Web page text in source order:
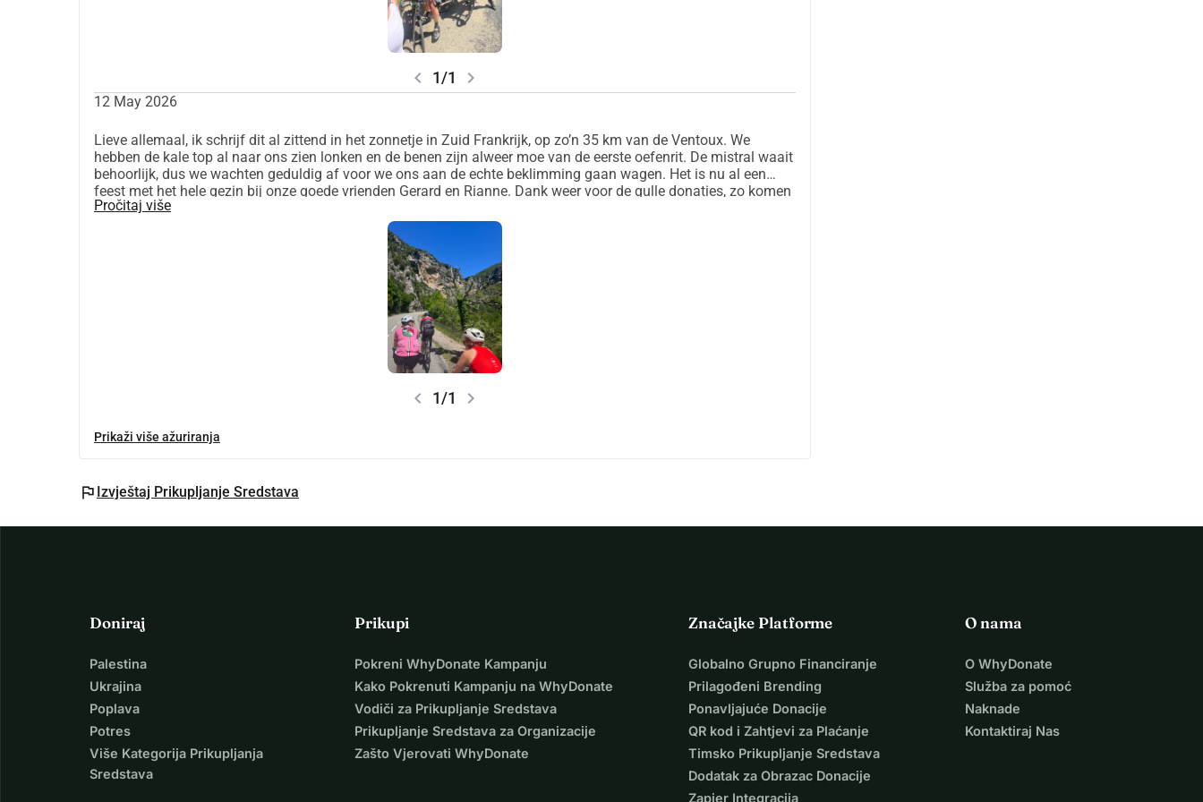
chevron_left 1/1 chevron_right
12 May 2026
Lieve allemaal, ik schrijf dit al zittend in het zonnetje in Zuid Frankrijk, op zo’n 35 km van de Ventoux. We
hebben de kale top al naar ons zien lonken en de benen zijn alweer moe van de eerste oefenrit. De mistral waait
behoorlijk, dus we wachten geduldig af voor we ons aan de echte beklimming gaan wagen. Het is nu al een
feest met het hele gezin bij onze goede vrienden Gerard en Rianne. Dank weer voor de gulle donaties, zo komen
we steeds dichter bij ons doel!
Pročitaj više
chevron_left 1/1 chevron_right
Prikaži više ažuriranja
flag Izvještaj Prikupljanje Sredstava
Doniraj
Palestina
Ukrajina
Poplava
Potres
Više Kategorija Prikupljanja
Sredstava
Prikupi
Pokreni WhyDonate Kampanju
Kako Pokrenuti Kampanju na WhyDonate
Vodiči za Prikupljanje Sredstava
Prikupljanje Sredstava za Organizacije
Zašto Vjerovati WhyDonate
Značajke Platforme
Globalno Grupno Financiranje
Prilagođeni Brending
Ponavljajuće Donacije
QR kod i Zahtjevi za Plaćanje
Timsko Prikupljanje Sredstava
Dodatak za Obrazac Donacije
Zapier Integracija
O nama
O WhyDonate
Služba za pomoć
Naknade
Kontaktiraj Nas